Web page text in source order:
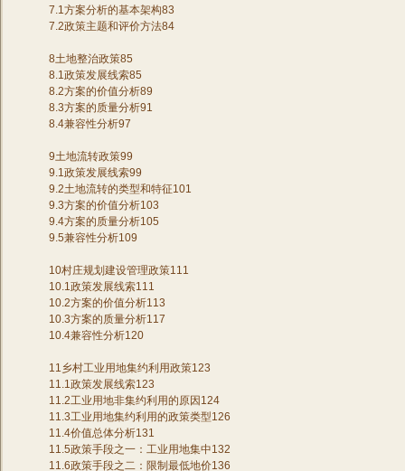
7.1方案分析的基本架构83
7.2政策主题和评价方法84
8土地整治政策85
8.1政策发展线索85
8.2方案的价值分析89
8.3方案的质量分析91
8.4兼容性分析97
9土地流转政策99
9.1政策发展线索99
9.2土地流转的类型和特征101
9.3方案的价值分析103
9.4方案的质量分析105
9.5兼容性分析109
10村庄规划建设管理政策111
10.1政策发展线索111
10.2方案的价值分析113
10.3方案的质量分析117
10.4兼容性分析120
11乡村工业用地集约利用政策123
11.1政策发展线索123
11.2工业用地非集约利用的原因124
11.3工业用地集约利用的政策类型126
11.4价值总体分析131
11.5政策手段之一：工业用地集中132
11.6政策手段之二：限制最低地价136